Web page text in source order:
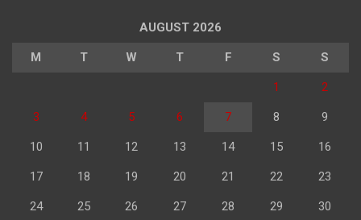
AUGUST 2026
M T W T F S S
1 2
3 4 5 6 7 8 9
10 11 12 13 14 15 16
17 18 19 20 21 22 23
24 25 26 27 28 29 30